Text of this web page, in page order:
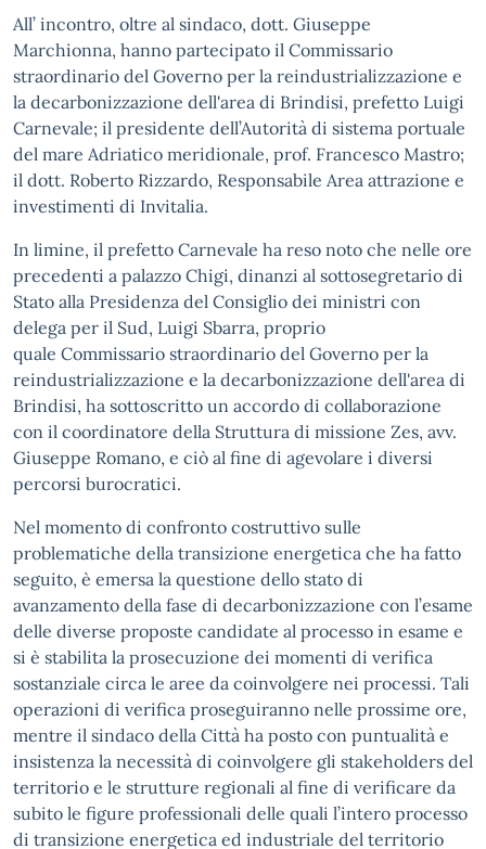
All’ incontro, oltre al sindaco, dott. Giuseppe
Marchionna, hanno partecipato il Commissario
straordinario del Governo per la reindustrializzazione e
la decarbonizzazione dell'area di Brindisi, prefetto Luigi
Carnevale; il presidente dell’Autorità di sistema portuale
del mare Adriatico meridionale, prof. Francesco Mastro;
il dott. Roberto Rizzardo, Responsabile Area attrazione e
investimenti di Invitalia.
In limine, il prefetto Carnevale ha reso noto che nelle ore
precedenti a palazzo Chigi, dinanzi al sottosegretario di
Stato alla Presidenza del Consiglio dei ministri con
delega per il Sud, Luigi Sbarra, proprio
quale Commissario straordinario del Governo per la
reindustrializzazione e la decarbonizzazione dell'area di
Brindisi, ha sottoscritto un accordo di collaborazione
con il coordinatore della Struttura di missione Zes, avv.
Giuseppe Romano, e ciò al fine di agevolare i diversi
percorsi burocratici.
Nel momento di confronto costruttivo sulle
problematiche della transizione energetica che ha fatto
seguito, è emersa la questione dello stato di
avanzamento della fase di decarbonizzazione con l’esame
delle diverse proposte candidate al processo in esame e
si è stabilita la prosecuzione dei momenti di verifica
sostanziale circa le aree da coinvolgere nei processi. Tali
operazioni di verifica proseguiranno nelle prossime ore,
mentre il sindaco della Città ha posto con puntualità e
insistenza la necessità di coinvolgere gli stakeholders del
territorio e le strutture regionali al fine di verificare da
subito le figure professionali delle quali l’intero processo
di transizione energetica ed industriale del territorio